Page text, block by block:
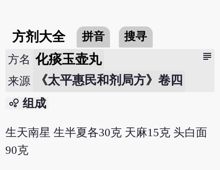
方剂大全 拼音 搜寻
subject
方名 化痰玉壶丸
来源 《太平惠民和剂局方》卷四
bubble_chart 组成
生天南星 生半夏各30克 天麻15克 头白面
90克